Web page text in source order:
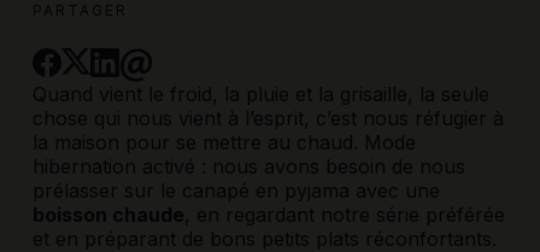
PARTAGER
Quand vient le froid, la pluie et la grisaille, la seule
chose qui nous vient à l’esprit, c’est nous réfugier à
la maison pour se mettre au chaud. Mode
hibernation activé : nous avons besoin de nous
prélasser sur le canapé en pyjama avec une
boisson chaude, en regardant notre série préférée
et en préparant de bons petits plats réconfortants.